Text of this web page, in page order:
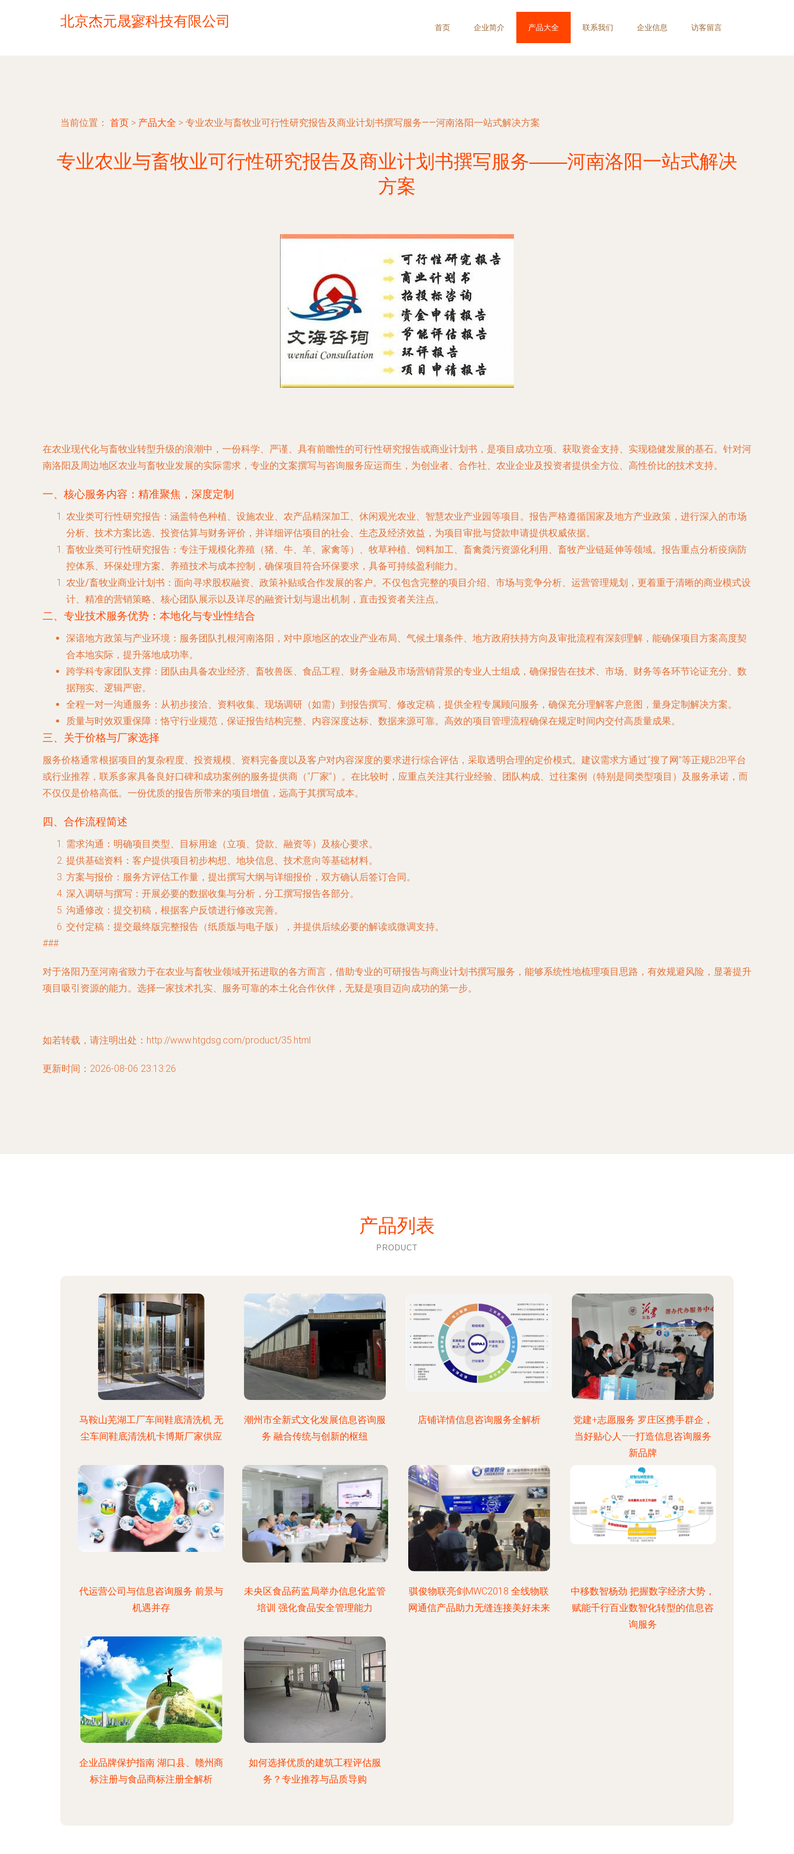
北京杰元晟寥科技有限公司 首页 企业简介 产品大全 联系我们 企业信息 访客留言
当前位置： 首页 > 产品大全 > 专业农业与畜牧业可行性研究报告及商业计划书撰写服务——河南洛阳一站式解决方案
专业农业与畜牧业可行性研究报告及商业计划书撰写服务——河南洛阳一站式解决
方案
在农业现代化与畜牧业转型升级的浪潮中，一份科学、严谨、具有前瞻性的可行性研究报告或商业计划书，是项目成功立项、获取资金支持、实现稳健发展的基石。针对河
南洛阳及周边地区农业与畜牧业发展的实际需求，专业的文案撰写与咨询服务应运而生，为创业者、合作社、农业企业及投资者提供全方位、高性价比的技术支持。
一、核心服务内容：精准聚焦，深度定制
农业类可行性研究报告 ：涵盖特色种植、设施农业、农产品精深加工、休闲观光农业、智慧农业产业园等项目。报告严格遵循国家及地方产业政策，进行深入的市场
分析、技术方案比选、投资估算与财务评价，并详细评估项目的社会、生态及经济效益，为项目审批与贷款申请提供权威依据。
畜牧业类可行性研究报告 ：专注于规模化养殖（猪、牛、羊、家禽等）、牧草种植、饲料加工、畜禽粪污资源化利用、畜牧产业链延伸等领域。报告重点分析疫病防
控体系、环保处理方案、养殖技术与成本控制，确保项目符合环保要求，具备可持续盈利能力。
农业/畜牧业商业计划书 ：面向寻求股权融资、政策补贴或合作发展的客户。不仅包含完整的项目介绍、市场与竞争分析、运营管理规划，更着重于清晰的商业模式设
计、精准的营销策略、核心团队展示以及详尽的融资计划与退出机制，直击投资者关注点。
二、专业技术服务优势：本地化与专业性结合
深谙地方政策与产业环境 ：服务团队扎根河南洛阳，对中原地区的农业产业布局、气候土壤条件、地方政府扶持方向及审批流程有深刻理解，能确保项目方案高度契
合本地实际，提升落地成功率。
跨学科专家团队支撑 ：团队由具备农业经济、畜牧兽医、食品工程、财务金融及市场营销背景的专业人士组成，确保报告在技术、市场、财务等各环节论证充分、数
据翔实、逻辑严密。
全程一对一沟通服务 ：从初步接洽、资料收集、现场调研（如需）到报告撰写、修改定稿，提供全程专属顾问服务，确保充分理解客户意图，量身定制解决方案。
质量与时效双重保障 ：恪守行业规范，保证报告结构完整、内容深度达标、数据来源可靠。高效的项目管理流程确保在规定时间内交付高质量成果。
三、关于价格与厂家选择
服务价格通常根据项目的复杂程度、投资规模、资料完备度以及客户对内容深度的要求进行综合评估，采取透明合理的定价模式。建议需求方通过“搜了网”等正规B2B平台
或行业推荐，联系多家具备良好口碑和成功案例的服务提供商（“厂家”）。在比较时，应重点关注其行业经验、团队构成、过往案例（特别是同类型项目）及服务承诺，而
不仅仅是价格高低。一份优质的报告所带来的项目增值，远高于其撰写成本。
四、合作流程简述
需求沟通 ：明确项目类型、目标用途（立项、贷款、融资等）及核心要求。
提供基础资料 ：客户提供项目初步构想、地块信息、技术意向等基础材料。
方案与报价 ：服务方评估工作量，提出撰写大纲与详细报价，双方确认后签订合同。
深入调研与撰写 ：开展必要的数据收集与分析，分工撰写报告各部分。
沟通修改 ：提交初稿，根据客户反馈进行修改完善。
交付定稿 ：提交最终版完整报告（纸质版与电子版），并提供后续必要的解读或微调支持。
###
对于洛阳乃至河南省致力于在农业与畜牧业领域开拓进取的各方而言，借助专业的可研报告与商业计划书撰写服务，能够系统性地梳理项目思路，有效规避风险，显著提升
项目吸引资源的能力。选择一家技术扎实、服务可靠的本土化合作伙伴，无疑是项目迈向成功的第一步。
如若转载，请注明出处：http://www.htgdsg.com/product/35.html
更新时间：2026-08-06 23:13:26
产品列表
PRODUCT
马鞍山芜湖工厂车间鞋底清洗机 无
尘车间鞋底清洗机卡博斯厂家供应
潮州市全新式文化发展信息咨询服
务 融合传统与创新的枢纽
店铺详情信息咨询服务全解析
党建+志愿服务 罗庄区携手群企，
当好贴心人——打造信息咨询服务
新品牌
代运营公司与信息咨询服务 前景与
机遇并存
未央区食品药监局举办信息化监管
培训 强化食品安全管理能力
骐俊物联亮剑MWC2018 全线物联
网通信产品助力无缝连接美好未来
中移数智杨劲 把握数字经济大势，
赋能千行百业数智化转型的信息咨
询服务
企业品牌保护指南 湖口县、赣州商
标注册与食品商标注册全解析
如何选择优质的建筑工程评估服
务？专业推荐与品质导购